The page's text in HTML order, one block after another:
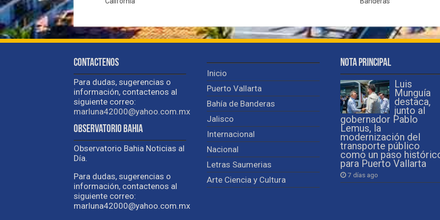
Contactenos
Para dudas, sugerencias o
información, contactenos al
siguiente correo:
marluna42000@yahoo.com.mx
Observatorio Bahia
Observatorio Bahia Noticias al
Día.
Para dudas, sugerencias o
información, contactenos al
siguiente correo:
marluna42000@yahoo.com.mx
Inicio
Puerto Vallarta
Bahía de Banderas
Jalisco
Internacional
Nacional
Letras Saumerias
Arte Ciencia y Cultura
Nota Principal
Luis
Munguía
destaca,
junto al
gobernador Pablo
Lemus, la
modernización del
transporte público
como un paso
para Puerto Vallarta
7 días ago